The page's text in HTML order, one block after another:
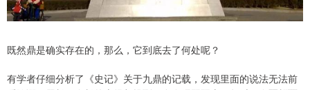
既然鼎是确实存在的，那么，它到底去了何处呢？
有学者仔细分析了《史记》关于九鼎的记载，发现里面的说法无法前